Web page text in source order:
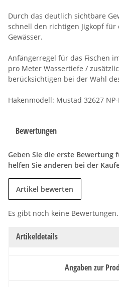
Durch das deutlich sichtbare
schnell den richtigen Jigkopf
Gewässer.
Anfängerregel für das Fischen
pro Meter Wassertiefe /
berücksichtigen bei der Wahl
Hakenmodell: Mustad 32627 NP-
Bewertungen
Geben Sie die erste Bewertung
helfen Sie anderen bei der
Artikel bewerten
Es gibt noch keine Bewertungen.
Artikeldetails
Angaben zur